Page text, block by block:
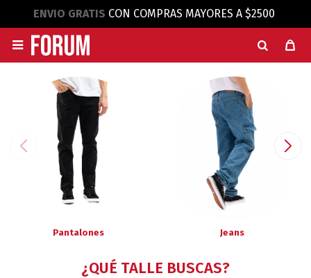
ENVIO GRATIS CON COMPRAS MAYORES A $2500

Pantalones Jeans
¿QUÉ TALLE BUSCAS?